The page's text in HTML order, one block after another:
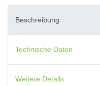
Beschreibung
Technische Daten
Weitere Details